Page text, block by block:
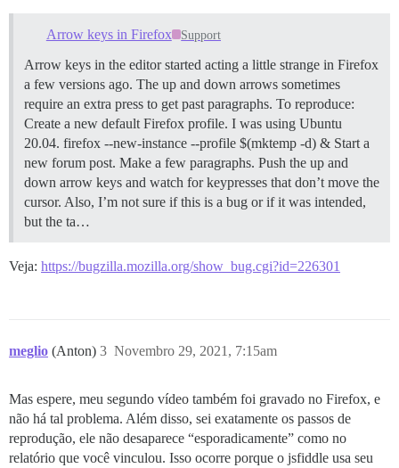
Arrow keys in Firefox Support
Arrow keys in the editor started acting a little strange in Firefox
a few versions ago. The up and down arrows sometimes
require an extra press to get past paragraphs. To reproduce:
Create a new default Firefox profile. I was using Ubuntu
20.04. firefox --new-instance --profile $(mktemp -d) & Start a
new forum post. Make a few paragraphs. Push the up and
down arrow keys and watch for keypresses that don’t move the
cursor. Also, I’m not sure if this is a bug or if it was intended,
but the ta…
Veja: https://bugzilla.mozilla.org/show_bug.cgi?id=226301
meglio (Anton) Novembro 29, 2021, 7:15am
3
Mas espere, meu segundo vídeo também foi gravado no Firefox, e
não há tal problema. Além disso, sei exatamente os passos de
reprodução, ele não desaparece “esporadicamente” como no
relatório que você vinculou. Isso ocorre porque o jsfiddle usa seu